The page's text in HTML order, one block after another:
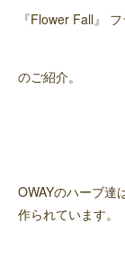
『Flower Fall』
のご紹介。
OWAYのハーブ達
作られています。